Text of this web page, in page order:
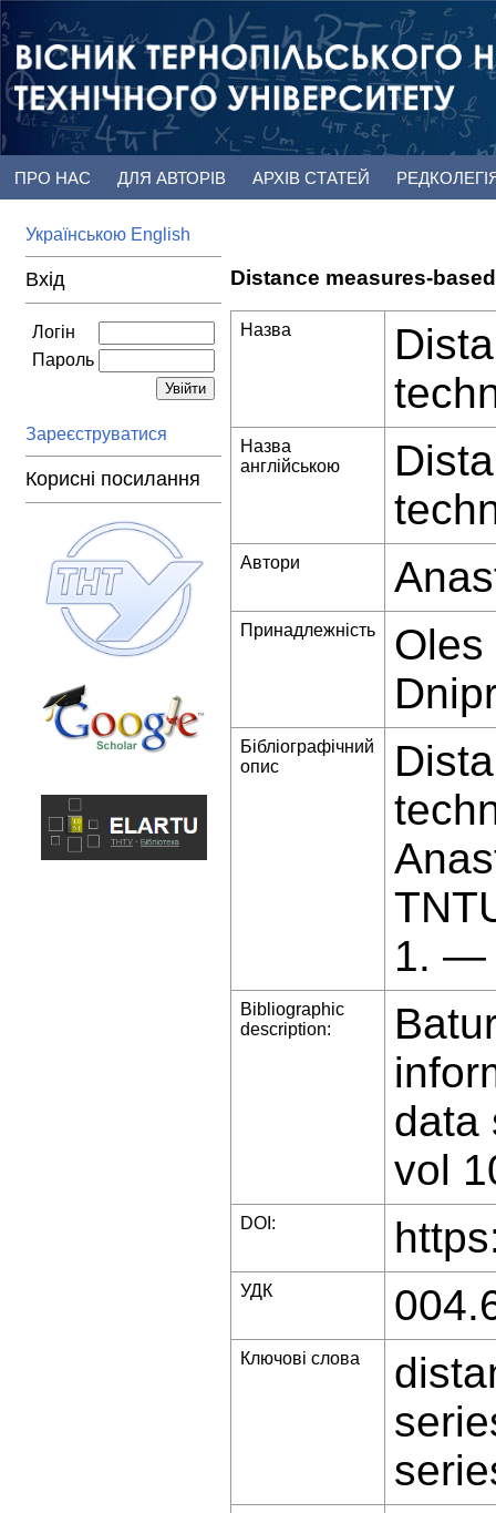
ПРО НАС ДЛЯ АВТОРІВ АРХІВ СТАТЕЙ
Українською English
Вхід
Логін
Пароль
Зареєструватися
Корисні посилання
Distance measures-
Назва
Назва
англійською
Автори
Принадлежність
Oles
Бібліографічний
опис
1. —
Bibliographic
description:
data
vol
DOI:
УДК
Ключові слова